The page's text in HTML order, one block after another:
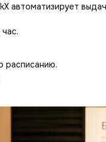
автоматизирует
расписанию.